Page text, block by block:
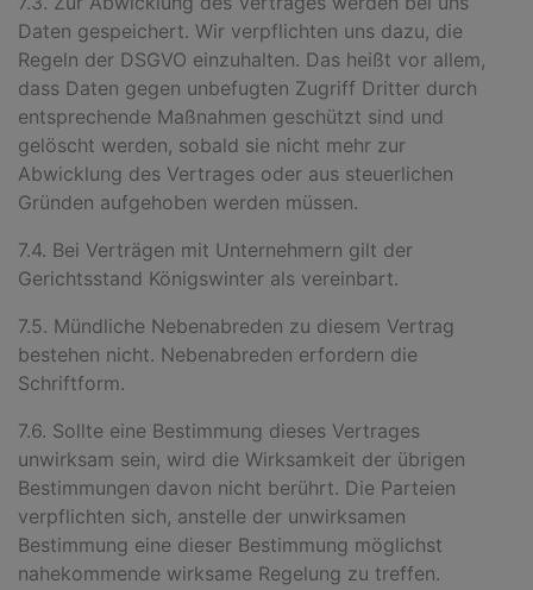
Daten gespeichert. Wir verpflichten uns dazu, die
Regeln der DSGVO einzuhalten. Das heißt vor allem,
dass Daten gegen unbefugten Zugriff Dritter durch
entsprechende Maßnahmen geschützt sind und
gelöscht werden, sobald sie nicht mehr zur
Abwicklung des Vertrages oder aus steuerlichen
Gründen aufgehoben werden müssen.
7.4. Bei Verträgen mit Unternehmern gilt der
Gerichtsstand Königswinter als vereinbart.
7.5. Mündliche Nebenabreden zu diesem Vertrag
bestehen nicht. Nebenabreden erfordern die
Schriftform.
7.6. Sollte eine Bestimmung dieses Vertrages
unwirksam sein, wird die Wirksamkeit der übrigen
Bestimmungen davon nicht berührt. Die Parteien
verpflichten sich, anstelle der unwirksamen
Bestimmung eine dieser Bestimmung möglichst
nahekommende wirksame Regelung zu treffen.